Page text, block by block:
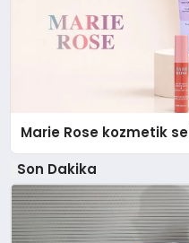
Marie Rose kozmetik
Son Dakika